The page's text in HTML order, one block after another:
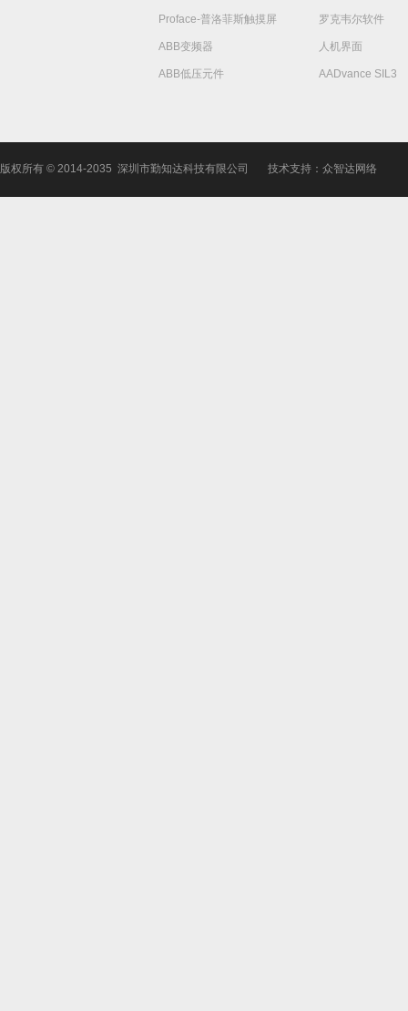
Proface-普洛菲斯触摸屏
ABB变频器
ABB低压元件
罗克韦尔软件
人机界面
AADvance SIL3
版权所有 © 2014-2035 深圳市勤知达科技有限公司 技术支持：众智达网络